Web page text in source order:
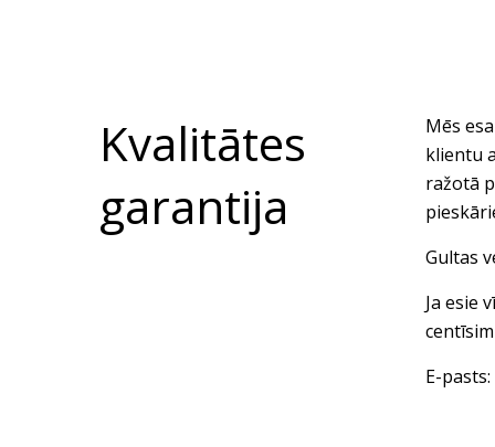
Kvalitātes
garantija
Mēs
klientu
ražotā
Gultas
Ja esie
E-